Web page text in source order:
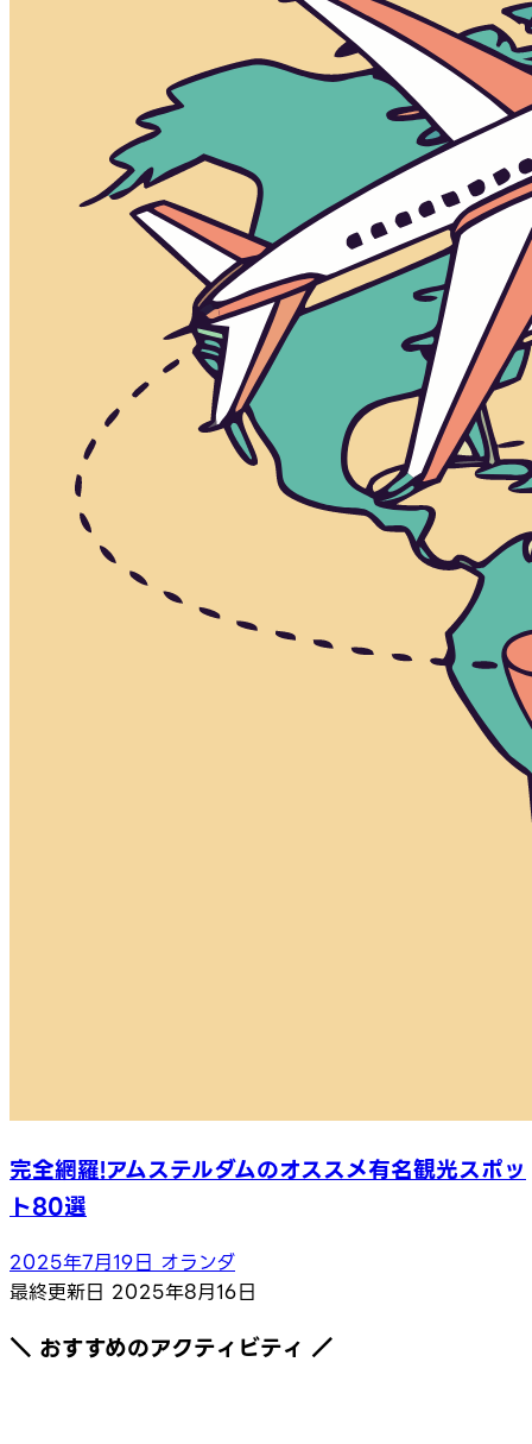
完全網羅!アムステルダムのオススメ有名観光スポッ
ト80選
2025年7月19日 オランダ
最終更新日 2025年8月16日
＼ おすすめのアクティビティ ／